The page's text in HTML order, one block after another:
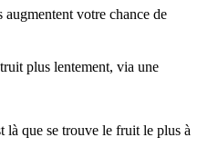
augmentent votre chance de
plus lentement, via une
là que se trouve le fruit le plus à